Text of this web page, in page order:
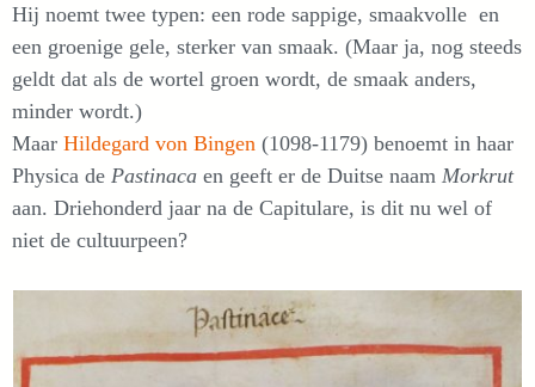
Hij noemt twee typen: een rode sappige, smaakvolle en
een groenige gele, sterker van smaak. (Maar ja, nog steeds
geldt dat als de wortel groen wordt, de smaak anders,
minder wordt.)
Maar Hildegard von Bingen (1098-1179) benoemt in haar
Physica de Pastinaca en geeft er de Duitse naam Morkrut
aan. Driehonderd jaar na de Capitulare, is dit nu wel of
niet de cultuurpeen?